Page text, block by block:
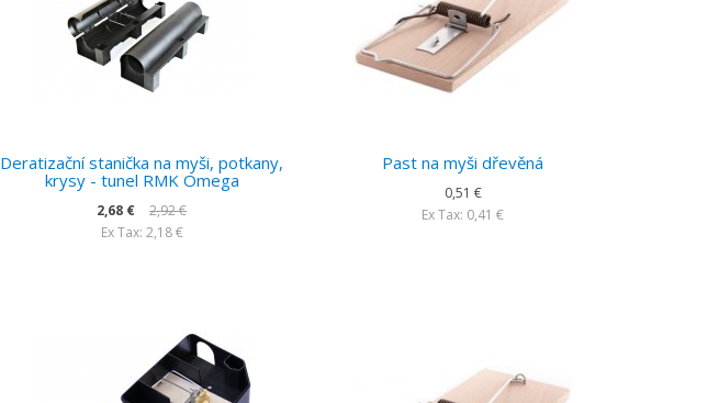
Deratizační stanička na myši, potkany,
krysy - tunel RMK Omega
2,68 €
2,92 €
Ex Tax: 2,18 €
Past na myši dřevěná
0,51 €
Ex Tax: 0,41 €